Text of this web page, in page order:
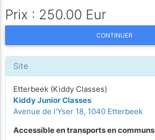
Prix : 250.00 Eur
CONTINUER
Site
Etterbeek (Kiddy Classes)
Kiddy Junior Classes
Avenue de l'Yser 18, 1040 Etterbeek
Accessible en transports en communs